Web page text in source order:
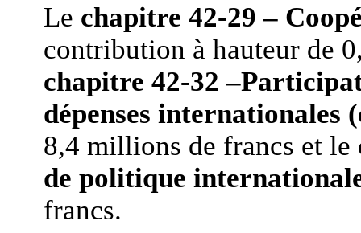
Le chapitre 42-29 –
contribution à hauteur de
chapitre 42-32
dépenses
8,4 millions de francs et le
de politique
francs.